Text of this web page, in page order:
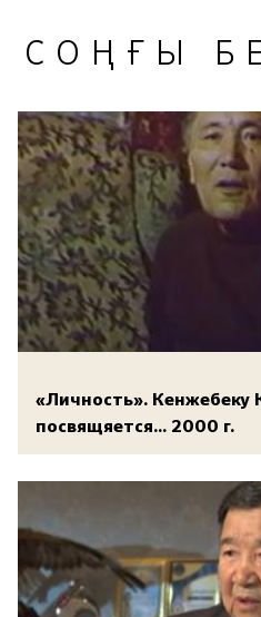
СОҢҒЫ
«Личность». Кенжебеку
посвящяется... 2000 г.